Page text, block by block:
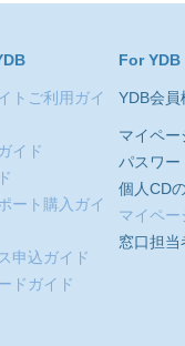
トご利用ガイ
イド
ート購入ガイ
申込ガイド
ドガイド
For
YDB会員
マイペー
パスワー
個人CD
マイペー
窓口担